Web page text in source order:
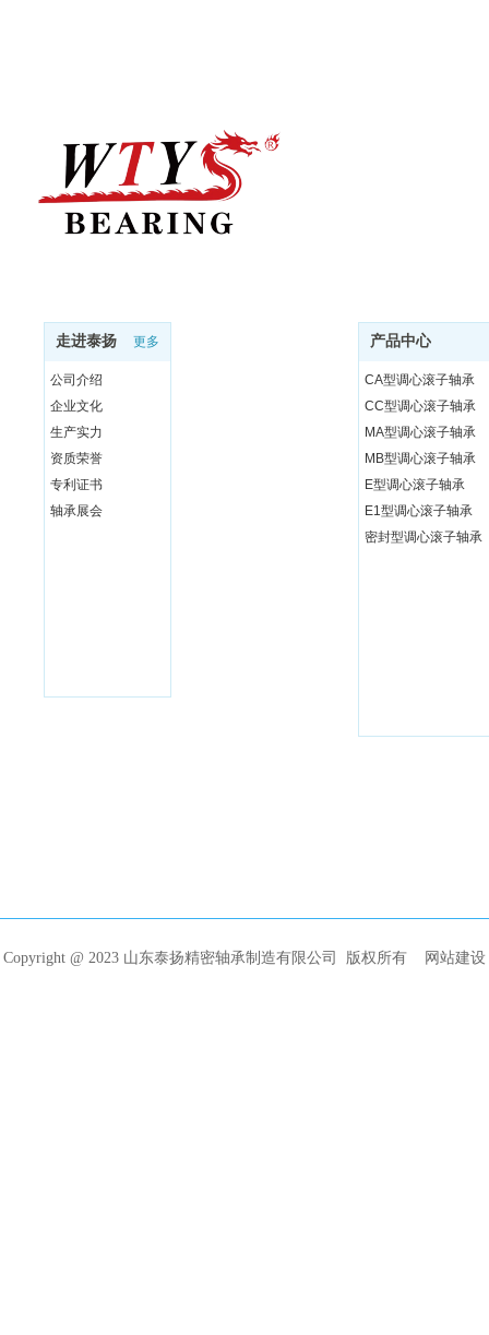
走进泰扬 更多
公司介绍
企业文化
生产实力
资质荣誉
专利证书
轴承展会
产品中心
CA型调心滚子轴承
CC型调心滚子轴承
MA型调心滚子轴承
MB型调心滚子轴承
E型调心滚子轴承
E1型调心滚子轴承
密封型调心滚子轴承
Copyright @ 2023 山东泰扬精密轴承制造有限公司 版权所有 网站建设